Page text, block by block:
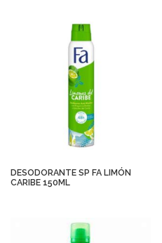
DESODORANTE SP FA LIMÓN
CARIBE 150ML